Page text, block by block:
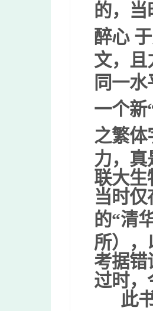
的，
醉心
文，且
同一
一个新
之繁体
力，真
联大生
当时
的“清
所），
考据错
过时，
此